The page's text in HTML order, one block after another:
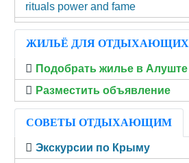
rituals power and fame
ЖИЛЬЁ ДЛЯ ОТДЫХАЮЩИХ
Подобрать жилье в Алуште
Разместить объявление
СОВЕТЫ ОТДЫХАЮЩИМ
Экскурсии по Крыму